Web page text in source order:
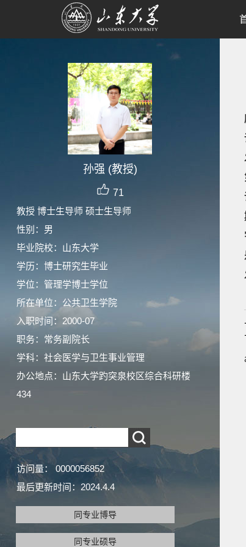
孙强 (教授)
71
教授 博士生导师 硕士生导师
性别：男
毕业院校：山东大学
学历：博士研究生毕业
学位：管理学博士学位
所在单位：公共卫生学院
入职时间：2000-07
职务：常务副院长
学科：社会医学与卫生事业管理
办公地点：山东大学趵突泉校区综合科研楼
434
访问量： 0000056852
最后更新时间： 2024.4.4
同专业博导
同专业硕导